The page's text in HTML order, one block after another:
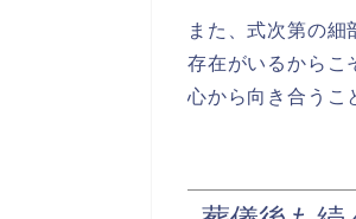
また、式次第の細
存在がいるからこ
心から向き合うこ